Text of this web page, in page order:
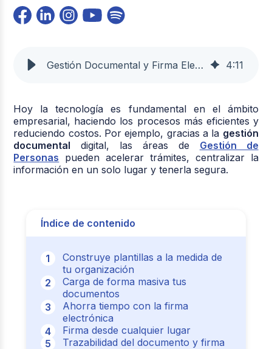
Gestión Documental y Firma Electrónica: Agiliza tus Procesos 4:11
Hoy la tecnología es fundamental en el ámbito
empresarial, haciendo los procesos más eficientes y
reduciendo costos. Por ejemplo, gracias a la gestión
documental digital, las áreas de Gestión de
Personas pueden acelerar trámites, centralizar la
información en un solo lugar y tenerla segura.
Índice de contenido
Construye plantillas a la medida de
tu organización
Carga de forma masiva tus
documentos
Ahorra tiempo con la firma
electrónica
Firma desde cualquier lugar
Trazabilidad del documento y firma